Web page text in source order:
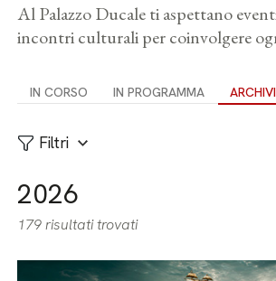
Al Palazzo Ducale ti aspettano
incontri culturali per coinvolgere
IN CORSO IN PROGRAMMA
Filtri
2026
179 risultati trovati